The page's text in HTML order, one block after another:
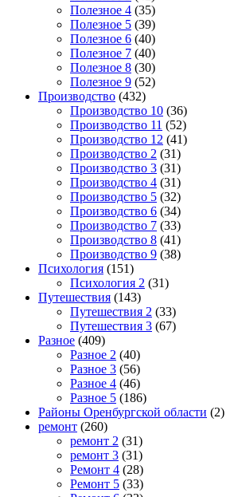
Полезное 4 (35)
Полезное 5 (39)
Полезное 6 (40)
Полезное 7 (40)
Полезное 8 (30)
Полезное 9 (52)
Производство (432)
Производство 10 (36)
Производство 11 (52)
Производство 12 (41)
Производство 2 (31)
Производство 3 (31)
Производство 4 (31)
Производство 5 (32)
Производство 6 (34)
Производство 7 (33)
Производство 8 (41)
Производство 9 (38)
Психология (151)
Психология 2 (31)
Путешествия (143)
Путешествия 2 (33)
Путешествия 3 (67)
Разное (409)
Разное 2 (40)
Разное 3 (56)
Разное 4 (46)
Разное 5 (186)
Районы Оренбургской области (2)
ремонт (260)
ремонт 2 (31)
ремонт 3 (31)
Ремонт 4 (28)
Ремонт 5 (33)